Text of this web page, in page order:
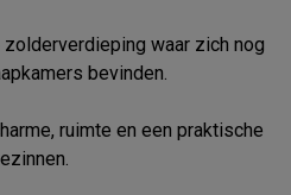
waar zich nog
bevinden.
ruimte en een praktische